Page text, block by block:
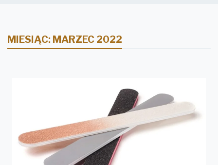
MIESIĄC: MARZEC 2022